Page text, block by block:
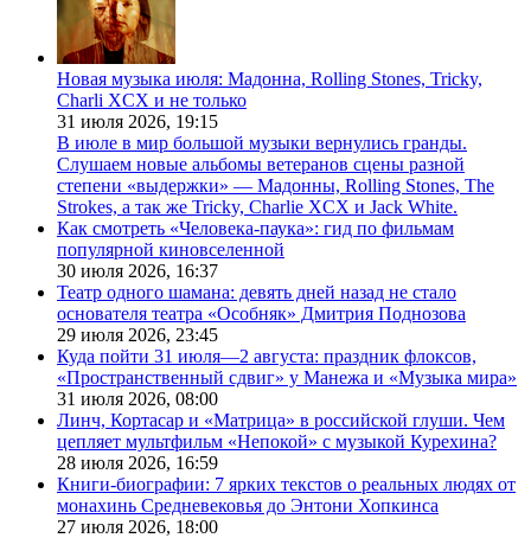
Новая музыка июля: Мадонна, Rolling Stones, Tricky,
Charli XCX и не только
31 июля 2026, 19:15
В июле в мир большой музыки вернулись гранды.
Слушаем новые альбомы ветеранов сцены разной
степени «выдержки» — Мадонны, Rolling Stones, The
Strokes, а так же Tricky, Charlie XCX и Jack White.
Как смотреть «Человека-паука»: гид по фильмам
популярной киновселенной
30 июля 2026, 16:37
Театр одного шамана: девять дней назад не стало
основателя театра «Особняк» Дмитрия Поднозова
29 июля 2026, 23:45
Куда пойти 31 июля—2 августа: праздник флоксов,
«Пространственный сдвиг» у Манежа и «Музыка мира»
31 июля 2026, 08:00
Линч, Кортасар и «Матрица» в российской глуши. Чем
цепляет мультфильм «Непокой» с музыкой Курехина?
28 июля 2026, 16:59
Книги-биографии: 7 ярких текстов о реальных людях от
монахинь Средневековья до Энтони Хопкинса
27 июля 2026, 18:00